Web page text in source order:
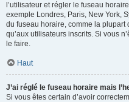
l’utilisateur et régler le fuseau
exemple Londres, Paris, New York,
du fuseau horaire, comme la plupart
qu’aux utilisateurs inscrits. Si vous
le faire.
Haut
J’ai réglé le fuseau horaire mais
Si vous êtes certain d’avoir